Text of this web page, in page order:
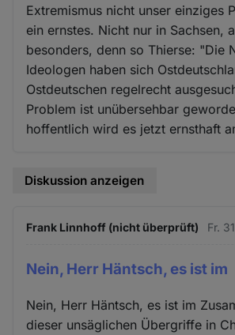
Extremismus nicht unser einziges
ein ernstes. Nicht nur in Sachsen,
besonders, denn so Thierse: "Die
Ideologen haben sich
Ostdeutschen regelrecht
Problem ist unübersehbar
hoffentlich wird es jetzt ernsthaft
Diskussion anzeigen
Frank Linnhoff (nicht überprüft) Fr.
Nein, Herr Häntsch, es ist im
Nein, Herr Häntsch, es ist im
dieser unsäglichen Übergriffe in